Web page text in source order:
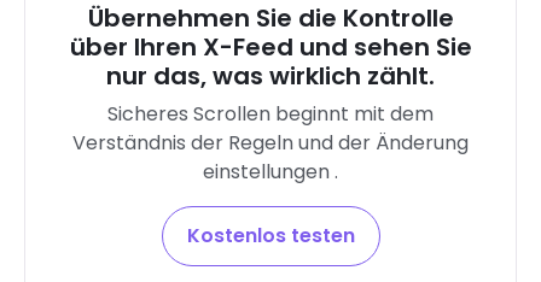
Übernehmen Sie die Kontrolle
über Ihren X-Feed und sehen Sie
nur das, was wirklich zählt.
Sicheres Scrollen beginnt mit dem
Verständnis der Regeln und der Änderung
einstellungen .
Kostenlos testen